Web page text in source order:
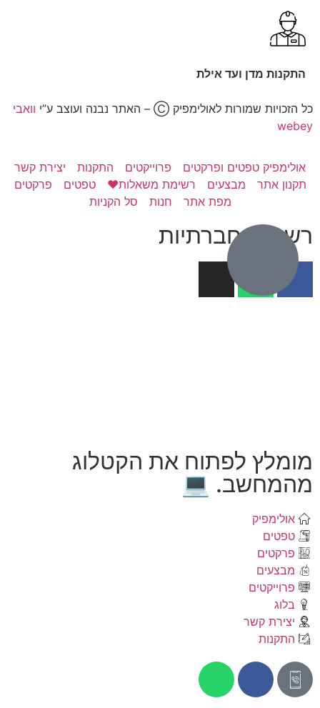
רשתות חברתיות
התקנות מדן ועד אילת
כל הזכויות שמורות לאולימפיק Ⓒ – האתר נבנה ועוצב ע”י
וואבי
webey
אולימפיק טפטים ופרקטים פרוייקטים התקנות
יצירת קשר
תקנון אתר
מבצעים רשימת משאלות❤️ טפטים
פרקטים
מפת אתר
חנות סל הקניות
מומלץ לפתוח את הקטלוג
מהמחשב. 💻
אולימפיק
טפטים
פרקטים
מבצעים
פרוייקטים
בלוג
יצירת קשר
התקנות